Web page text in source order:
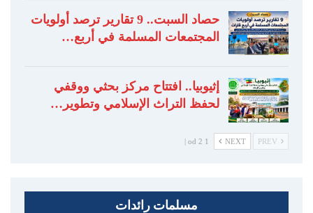
حصاد السبت.. 9 تقارير ترصد أولويات
المجتمعات المسلمة في أربع…
إثيوبيا.. افتتاح مركز بحثي ووقفي
لحفظ التراث الإسلامي وتطوير…
NEXT
1 od 2 |
مسلمات رائدات